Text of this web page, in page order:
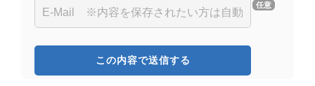
任意